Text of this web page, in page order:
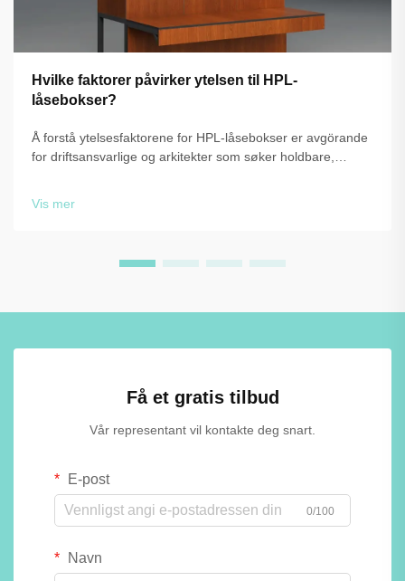
Hvilke faktorer påvirker ytelsen til HPL-
låsebokser?
Å forstå ytelsesfaktorene for HPL-låsebokser er avgörande
for driftsansvarlige og arkitekter som søker holdbare,
Vis mer
Få et gratis tilbud
Vår representant vil kontakte deg snart.
E-post
0/100
Navn